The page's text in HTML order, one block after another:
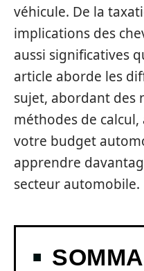
véhicule. De la
implications des
aussi significatives
article aborde les
sujet, abordant des
méthodes de calcul,
votre budget
apprendre
secteur automobile.